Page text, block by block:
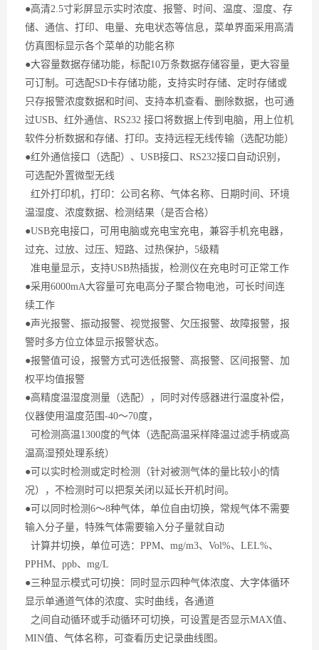
●高清2.5寸彩屏显示实时浓度、报警、时间、温度、湿度、存
储、通信、打印、电量、充电状态等信息，菜单界面采用高清
仿真图标显示各个菜单的功能名称
●大容量数据存储功能，标配10万条数据存储容量，更大容量
可订制。可选配SD卡存储功能，支持实时存储、定时存储或
只存报警浓度数据和时间、支持本机查看、删除数据，也可通
过USB、红外通信、RS232 接口将数据上传到电脑，用上位机
软件分析数据和存储、打印。支持远程无线传输（选配功能）
●红外通信接口（选配）、USB接口、RS232接口自动识别，
可选配外置微型无线
红外打印机，打印：公司名称、气体名称、日期时间、环境
温湿度、浓度数据、检测结果（是否合格）
●USB充电接口，可用电脑或充电宝充电，兼容手机充电器，
过充、过放、过压、短路、过热保护，5级精
准电量显示，支持USB热插拔，检测仪在充电时可正常工作
●采用6000mA大容量可充电高分子聚合物电池，可长时间连
续工作
●声光报警、振动报警、视觉报警、欠压报警、故障报警，报
警时多方位立体显示报警状态。
●报警值可设，报警方式可选低报警、高报警、区间报警、加
权平均值报警
●高精度温湿度测量（选配），同时对传感器进行温度补偿，
仪器使用温度范围-40～70度，
可检测 高温1300度的气体（选配高温采样降温过滤手柄或高
温高湿预处理系统）
●可以实时检测或定时检测（针对被测气体的量比较小的情
况），不检测时可以把泵关闭以延长开机时间。
●可以同时检测6～8种气体，单位自由切换，常规气体不需要
输入分子量，特殊气体需要输入分子量就自动
计算并切换，单位可选：PPM、mg/m3、Vol%、LEL%、
PPHM、ppb、mg/L
●三种显示模式可切换：同时显示四种气体浓度、大字体循环
显示单通道气体的浓度、实时曲线，各通道
之间自动循环或手动循环可切换，可设置是否显示MAX值、
MIN值、气体名称，可查看历史记录曲线图。